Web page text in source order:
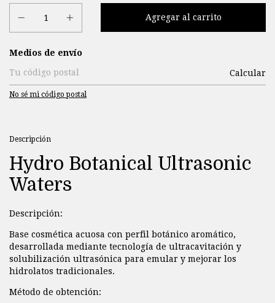
Entregas para el CP:
Medios de envío
Calcular
No sé mi código postal
Descripción
Hydro Botanical Ultrasonic
Waters
Descripción:
Base cosmética acuosa con perfil botánico aromático,
desarrollada mediante tecnología de ultracavitación y
solubilización ultrasónica para emular y mejorar los
hidrolatos tradicionales.
Método de obtención: